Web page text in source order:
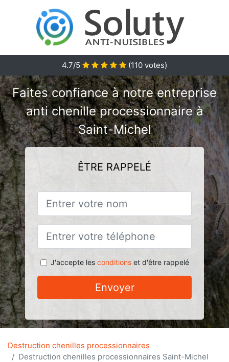
4.7/5 (110 votes)
Faites confiance à notre entreprise
anti chenille processionnaire à
Saint-Michel
ÊTRE RAPPELÉ
J'accepte les conditionset d'être rappelé
Envoyer
Destruction chenilles processionnaires
Destruction chenilles processionnaires Saint-Michel